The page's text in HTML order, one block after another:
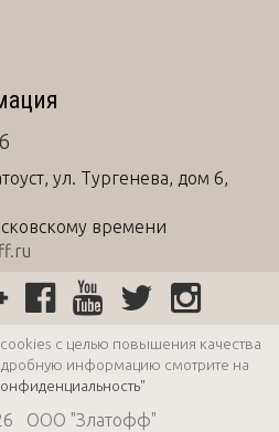
, ул. Тургенева, дом 6,
времени
с целью повышения качества
информацию смотрите на
ООО "Златофф"